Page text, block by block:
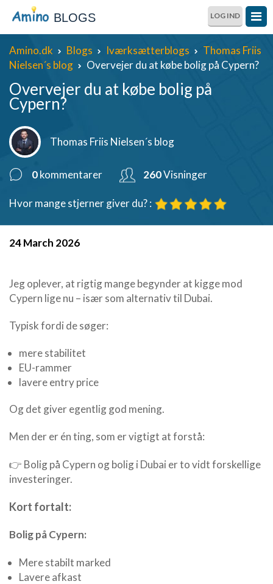
BLOGS LOG IND
Amino.dk Blogs Iværksætterblogs
Thomas Friis
Nielsen´s blog
Overvejer du at købe bolig på Cypern?
Overvejer du at købe bolig på
Cypern?
Thomas Friis Nielsen´s blog
0kommentarer 260Visninger
Hvor mange stjerner giver du? :
24 March 2026
Jeg oplever, at rigtig mange begynder at kigge mod
Cypern lige nu – især som alternativ til Dubai.
Typisk fordi de søger:
mere stabilitet
EU-rammer
lavere entry price
Og det giver egentlig god mening.
Men der er én ting, som er vigtigt at forstå:
👉 Bolig på Cypern og bolig i Dubai er to vidt forskellige
investeringer.
Kort fortalt:
Bolig på Cypern:
Mere stabilt marked
Lavere afkast